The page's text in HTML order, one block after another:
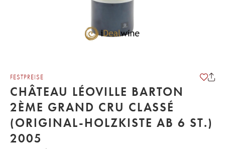
FESTPREISE
CHÂTEAU LÉOVILLE BARTON
2ÈME GRAND CRU CLASSÉ
(ORIGINAL-HOLZKISTE AB 6 ST.)
2005